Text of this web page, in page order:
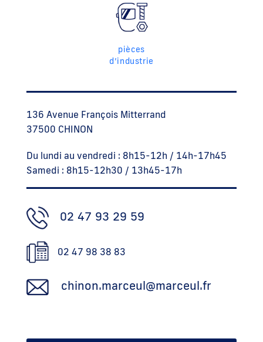
pièces
d’industrie
136 Avenue François Mitterrand
37500 CHINON
Du lundi au vendredi : 8h15-12h / 14h-17h45
Samedi : 8h15-12h30 / 13h45-17h
02 47 93 29 59
02 47 98 38 83
chinon.marceul@marceul.fr